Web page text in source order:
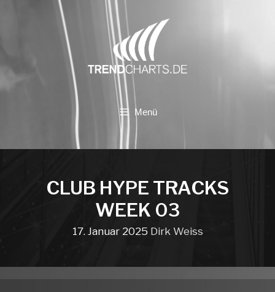
Menü
CLUB HYPE TRACKS
WEEK 03
17. Januar 2025 Dirk Weiss